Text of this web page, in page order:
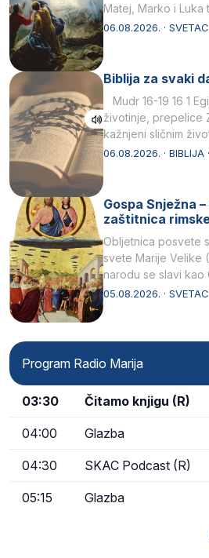
Matej, Marko i Luka
drugoj…
06.08.2026. ·
Biblija za svaki
Mudr 16-19 16 1
životinje, prepelice
kažnjeni sličnim
kukaca.2 A narod…
06.08.2026. · BIBLIJA ·
Gospa Snježna
zaštitnica
Obljetnica posvete
svete Marije Velike
narodu se slavi kao
naziv, Sancta Maria…
05.08.2026. ·
Program Radio Marija
03:30 Čitamo knjigu (R)
04:00 Glazba
04:30 SKAC Podcast (R)
05:15 Glazba